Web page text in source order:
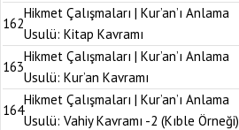
162
Hikmet Çalışmaları | Kur’an’ı Anlama
Usulü: Kitap Kavramı
163
Hikmet Çalışmaları | Kur’an’ı Anlama
Usulü: Kur’an Kavramı
164
Hikmet Çalışmaları | Kur’an’ı Anlama
Usulü: Vahiy Kavramı -2 (Kıble Örneği)